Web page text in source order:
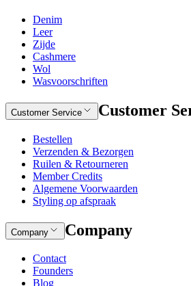
Denim
Leer
Zijde
Cashmere
Wol
Wasvoorschriften
Customer Service Customer
Bestellen
Verzenden & Bezorgen
Ruilen & Retourneren
Member Credits
Algemene Voorwaarden
Styling op afspraak
Company Company
Contact
Founders
Blog